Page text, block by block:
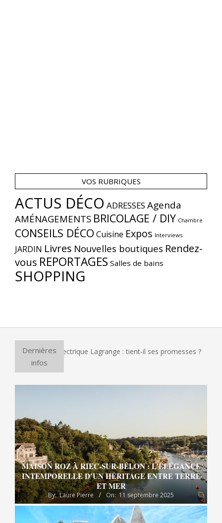
VOS RUBRIQUES
ACTUS DÉCO ADRESSES Agenda
AMÉNAGEMENTS BRICOLAGE / DIY Chambre
CONSEILS DÉCO Cuisine Expos Interviews
JARDIN Livres Nouvelles boutiques Rendez-
vous REPORTAGES Salles de bains
SHOPPING
Dernières
infos
à pizza électrique Lagrange : tient-il ses promesses ?
MAISON ROZ À RIEC-SUR-BÉLON : L’ÉLÉGANCE
INTEMPORELLE D’UN HÉRITAGE ENTRE TERRE
ET MER
By: Laure Pierre On: 11 septembre 2025